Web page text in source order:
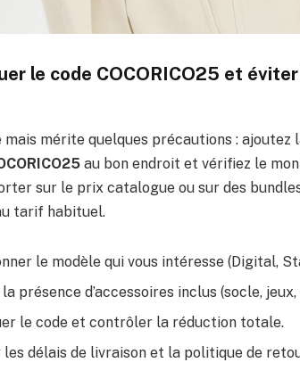
le code COCORICO25 et
mais mérite quelques précautions : ajoutez
au bon endroit et vérifiez le
sur le prix catalogue ou sur des
tarif habituel.
le modèle qui vous intéresse (Digital,
présence d’accessoires inclus (socle,
le code et contrôler la réduction totale.
délais de livraison et la politique de